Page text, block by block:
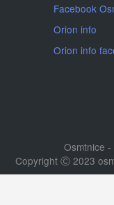
Facebook
Orion info
Orion info
Osmtnice
Copyright Ⓒ 2023